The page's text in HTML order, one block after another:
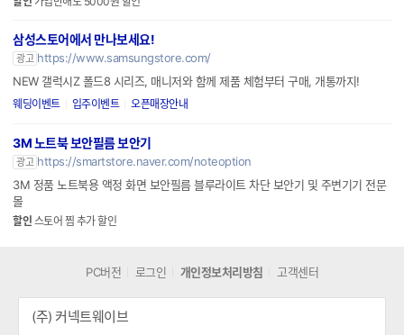
삼성스토어에서 만나보세요!
NEW 갤럭시Z 폴드8 시리즈, 매니저와 함께 제품 체험부터 구매, 개통까지!
웨딩이벤트 입주이벤트 오픈매장안내
3M 노트북 보안필름 보안기
3M 정품 노트북용 액정 화면 보안필름 블루라이트 차단 보안기 및 주변기기 전문
몰
할인 스토어 찜 추가 할인